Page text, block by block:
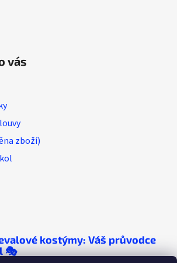
vás
zboží)
kostýmy: Váš průvodce
🎭